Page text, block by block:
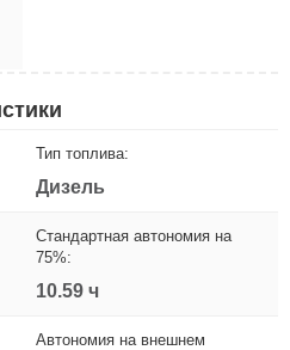
Тип топлива:
Дизель
Стандартная автономия на
75%:
10.59 ч
Автономия на внешнем